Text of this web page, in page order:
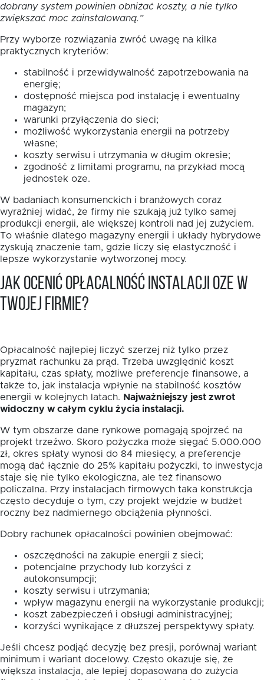
dobrany system powinien obniżać koszty, a nie tylko
zwiększać moc zainstalowaną.”
Przy wyborze rozwiązania zwróć uwagę na kilka
praktycznych kryteriów:
stabilność i przewidywalność zapotrzebowania na
energię;
dostępność miejsca pod instalację i ewentualny
magazyn;
warunki przyłączenia do sieci;
możliwość wykorzystania energii na potrzeby
własne;
koszty serwisu i utrzymania w długim okresie;
zgodność z limitami programu, na przykład mocą
jednostek oze.
W badaniach konsumenckich i branżowych coraz
wyraźniej widać, że firmy nie szukają już tylko samej
produkcji energii, ale większej kontroli nad jej zużyciem.
To właśnie dlatego magazyny energii i układy hybrydowe
zyskują znaczenie tam, gdzie liczy się elastyczność i
lepsze wykorzystanie wytworzonej mocy.
Jak ocenić opłacalność instalacji OZE w
Twojej firmie?
Opłacalność najlepiej liczyć szerzej niż tylko przez
pryzmat rachunku za prąd. Trzeba uwzględnić koszt
kapitału, czas spłaty, możliwe preferencje finansowe, a
także to, jak instalacja wpłynie na stabilność kosztów
energii w kolejnych latach. Najważniejszy jest zwrot
widoczny w całym cyklu życia instalacji.
W tym obszarze dane rynkowe pomagają spojrzeć na
projekt trzeźwo. Skoro pożyczka może sięgać 5.000.000
zł, okres spłaty wynosi do 84 miesięcy, a preferencje
mogą dać łącznie do 25% kapitału pożyczki, to inwestycja
staje się nie tylko ekologiczna, ale też finansowo
policzalna. Przy instalacjach firmowych taka konstrukcja
często decyduje o tym, czy projekt wejdzie w budżet
roczny bez nadmiernego obciążenia płynności.
Dobry rachunek opłacalności powinien obejmować:
oszczędności na zakupie energii z sieci;
potencjalne przychody lub korzyści z
autokonsumpcji;
koszty serwisu i utrzymania;
wpływ magazynu energii na wykorzystanie produkcji;
koszt zabezpieczeń i obsługi administracyjnej;
korzyści wynikające z dłuższej perspektywy spłaty.
Jeśli chcesz podjąć decyzję bez presji, porównaj wariant
minimum i wariant docelowy. Często okazuje się, że
większa instalacja, ale lepiej dopasowana do zużycia